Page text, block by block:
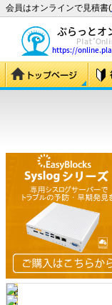
会員はオンラインで見積書(